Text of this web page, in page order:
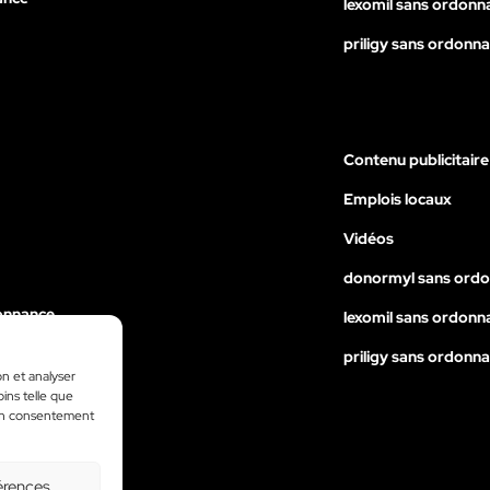
et analyser
telle que
consentement
priligy sans
Contenu publicitaire
Emplois locaux
Vidéos
donormyl sans
lexomil sans
priligy sans